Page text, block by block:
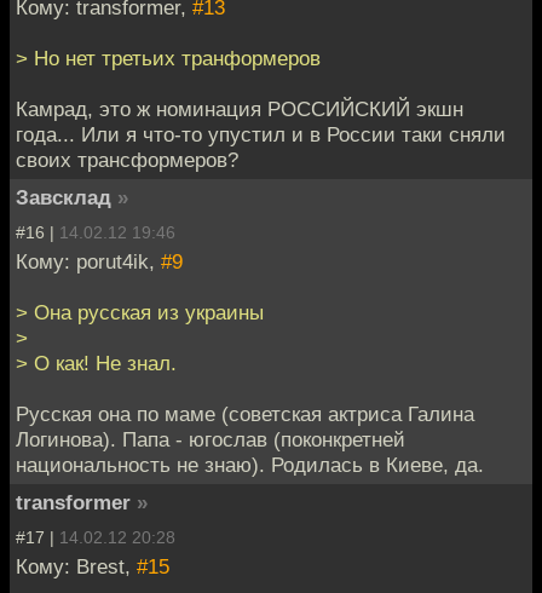
Кому: transformer, #13
> Но нет третьих транформеров
Камрад, это ж номинация РОССИЙСКИЙ экшн
года... Или я что-то упустил и в России таки сняли
своих трансформеров?
Завсклад »
#16 | 14.02.12 19:46
Кому: porut4ik, #9
> Она русская из украины
>
> О как! Не знал.
Русская она по маме (советская актриса Галина
Логинова). Папа - югослав (поконкретней
национальность не знаю). Родилась в Киеве, да.
transformer »
#17 | 14.02.12 20:28
Кому: Brest, #15